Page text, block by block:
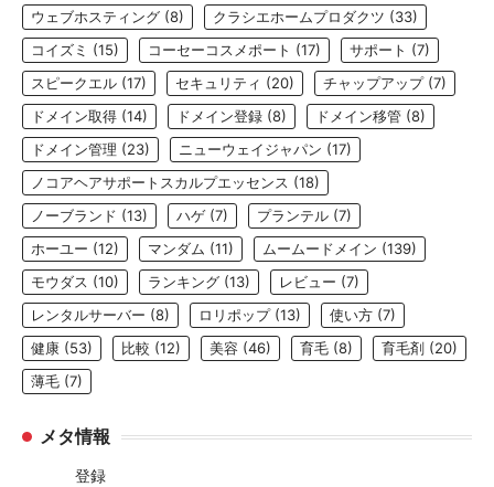
ウェブホスティング (8) クラシエホームプロダクツ (33)
コイズミ (15) コーセーコスメポート (17) サポート (7)
スピークエル (17) セキュリティ (20) チャップアップ(7)
ドメイン取得 (14) ドメイン登録 (8) ドメイン移管 (8)
ドメイン管理 (23) ニューウェイジャパン (17)
ノコアヘアサポートスカルプエッセンス (18)
ノーブランド (13) ハゲ (7) プランテル (7)
ホーユー (12) マンダム (11) ムームードメイン (139)
モウダス (10) ランキング (13) レビュー (7)
レンタルサーバー (8) ロリポップ(13) 使い方 (7)
健康 (53) 比較 (12) 美容 (46) 育毛 (8) 育毛剤 (20)
薄毛 (7)
メタ情報
登録